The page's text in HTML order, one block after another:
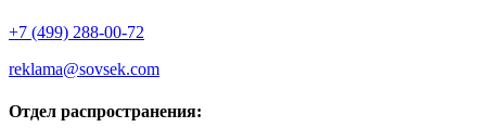
+7 (499) 288-00-72
reklama@sovsek.com
Отдел распространения: